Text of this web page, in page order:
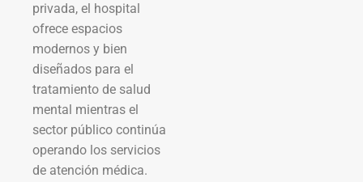
privada, el hospital
ofrece espacios
modernos y bien
diseñados para el
tratamiento de salud
mental mientras el
sector público continúa
operando los servicios
de atención médica.